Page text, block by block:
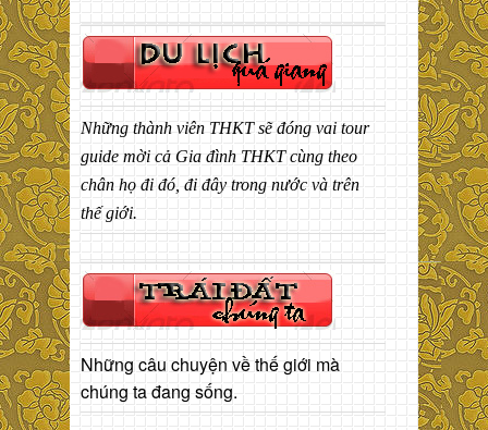
Những thành viên THKT sẽ đóng vai tour
guide mời cả Gia đình THKT cùng theo
chân họ đi đó, đi đây trong nước và trên
thế giới.
Những câu chuyện về thế giới mà
chúng ta đang sống.